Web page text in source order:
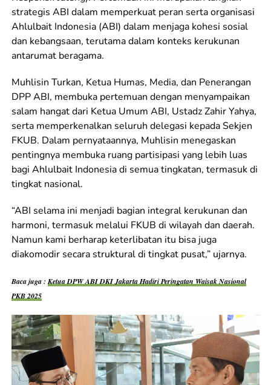
strategis ABI dalam memperkuat peran serta organisasi
Ahlulbait Indonesia (ABI) dalam menjaga kohesi sosial
dan kebangsaan, terutama dalam konteks kerukunan
antarumat beragama.
Muhlisin Turkan, Ketua Humas, Media, dan Penerangan
DPP ABI, membuka pertemuan dengan menyampaikan
salam hangat dari Ketua Umum ABI, Ustadz Zahir Yahya,
serta memperkenalkan seluruh delegasi kepada Sekjen
FKUB. Dalam pernyataannya, Muhlisin menegaskan
pentingnya membuka ruang partisipasi yang lebih luas
bagi Ahlulbait Indonesia di semua tingkatan, termasuk di
tingkat nasional.
“ABI selama ini menjadi bagian integral kerukunan dan
harmoni, termasuk melalui FKUB di wilayah dan daerah.
Namun kami berharap keterlibatan itu bisa juga
diakomodir secara struktural di tingkat pusat,” ujarnya.
Baca juga : Ketua DPW ABI DKI Jakarta Hadiri Peringatan Waisak Nasional
PKB 2025